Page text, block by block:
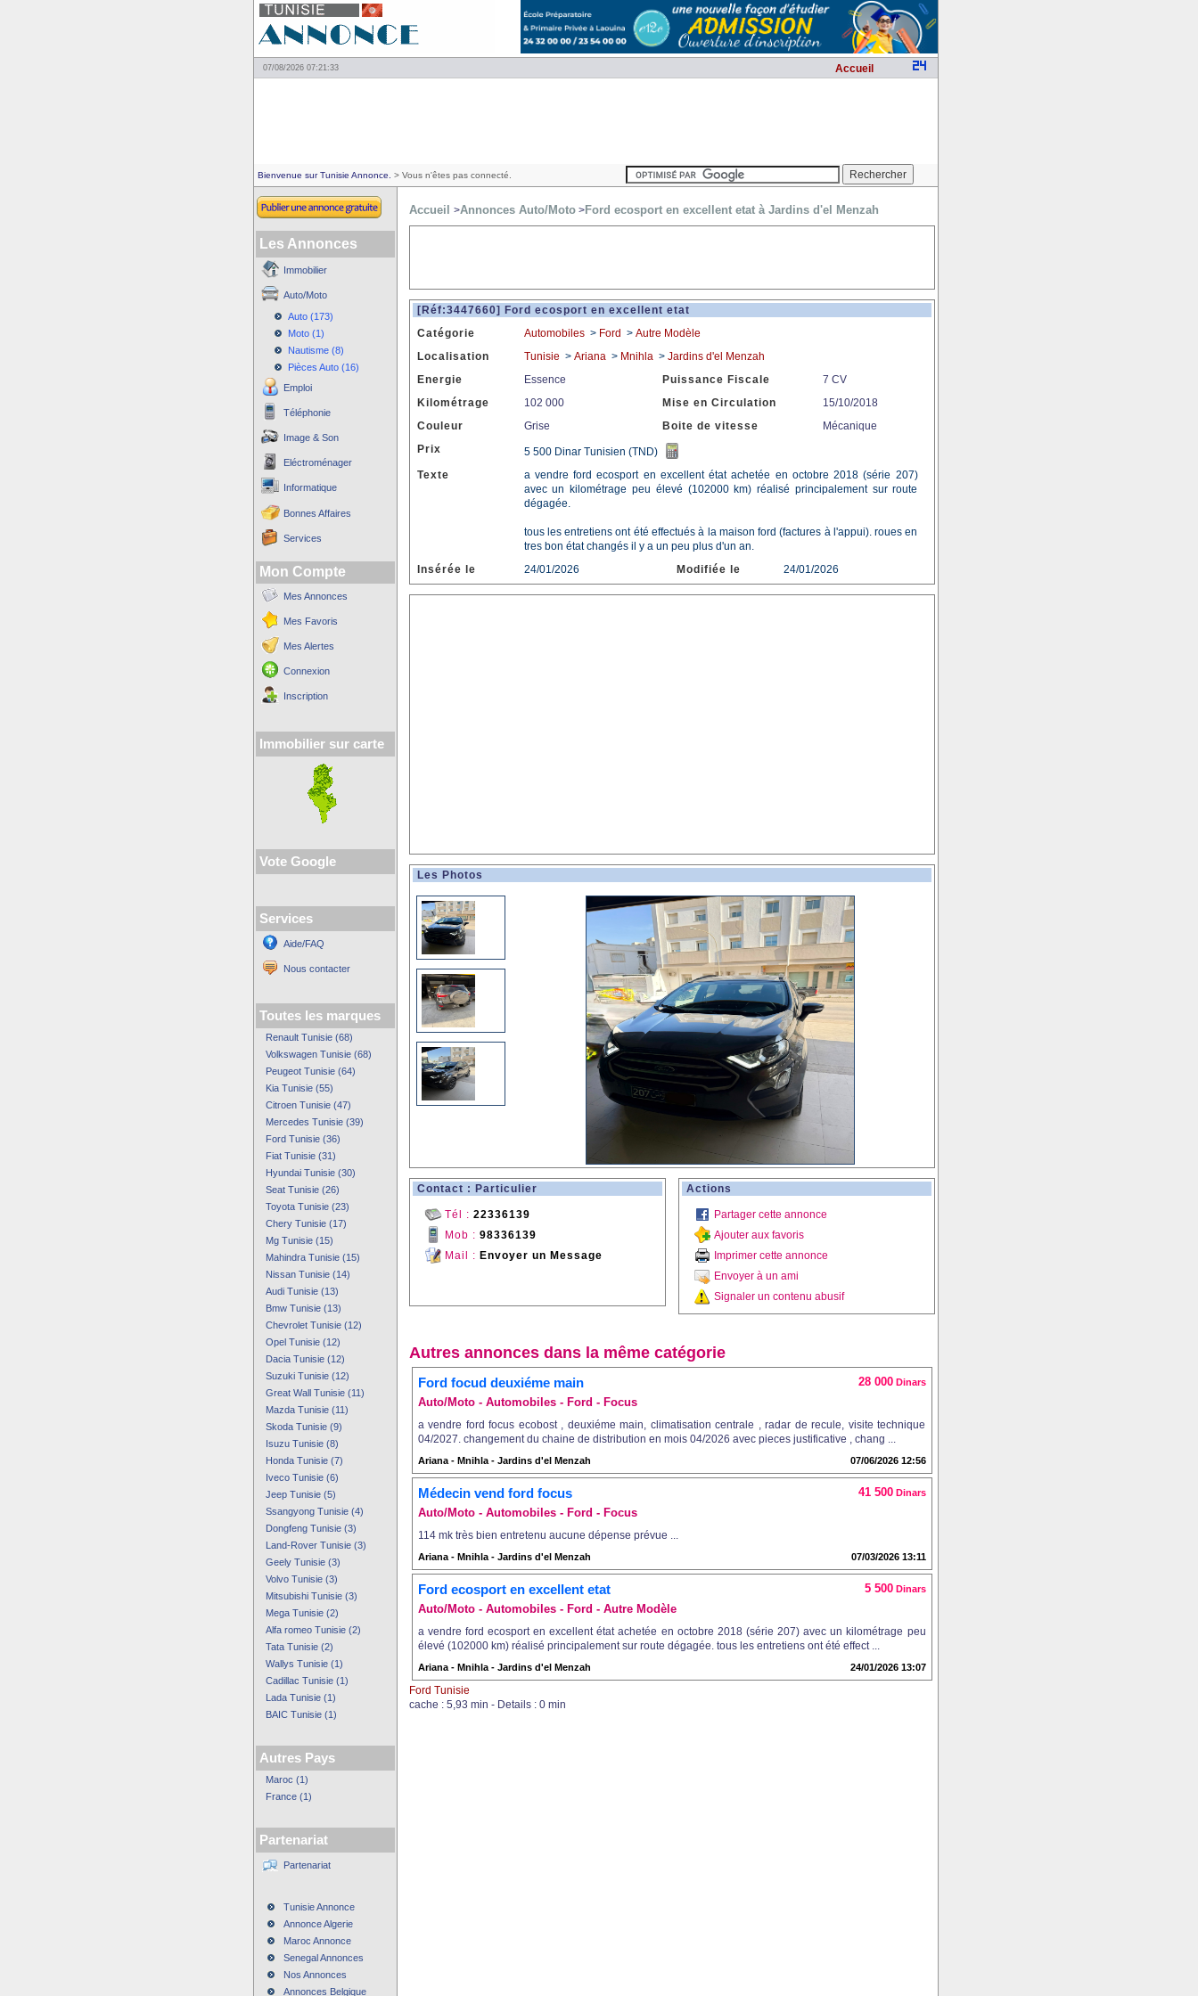
07/08/2026 07:21:33 Accueil
Bienvenue sur Tunisie Annonce. > Vous n'êtes pas connecté.
Les Annonces
Immobilier
Auto/Moto
Auto (173)
Moto (1)
Nautisme (8)
Pièces Auto (16)
Emploi
Téléphonie
Image & Son
Eléctroménager
Informatique
Bonnes Affaires
Services
Mon Compte
Mes Annonces
Mes Favoris
Mes Alertes
Connexion
Inscription
Immobilier sur carte
Vote Google
Services
Aide/FAQ
Nous contacter
Toutes les marques
Renault Tunisie (68)
Volkswagen Tunisie (68)
Peugeot Tunisie (64)
Kia Tunisie (55)
Citroen Tunisie (47)
Mercedes Tunisie (39)
Ford Tunisie (36)
Fiat Tunisie (31)
Hyundai Tunisie (30)
Seat Tunisie (26)
Toyota Tunisie (23)
Chery Tunisie (17)
Mg Tunisie (15)
Mahindra Tunisie (15)
Nissan Tunisie (14)
Audi Tunisie (13)
Bmw Tunisie (13)
Chevrolet Tunisie (12)
Opel Tunisie (12)
Dacia Tunisie (12)
Suzuki Tunisie (12)
Great Wall Tunisie (11)
Mazda Tunisie (11)
Skoda Tunisie (9)
Isuzu Tunisie (8)
Honda Tunisie (7)
Iveco Tunisie (6)
Jeep Tunisie (5)
Ssangyong Tunisie (4)
Dongfeng Tunisie (3)
Land-Rover Tunisie (3)
Geely Tunisie (3)
Volvo Tunisie (3)
Mitsubishi Tunisie (3)
Mega Tunisie (2)
Alfa romeo Tunisie (2)
Tata Tunisie (2)
Wallys Tunisie (1)
Cadillac Tunisie (1)
Lada Tunisie (1)
BAIC Tunisie (1)
Autres Pays
Maroc (1)
France (1)
Partenariat
Partenariat
Tunisie Annonce
Annonce Algerie
Maroc Annonce
Senegal Annonces
Nos Annonces
Annonces Belgique
Accueil >Annonces Auto/Moto>Ford ecosport en excellent etat à Jardins d'el Menzah
[Réf:3447660] Ford ecosport en excellent etat
Catégorie
Automobiles> Ford > Autre Modèle
Localisation
Tunisie > Ariana> Mnihla> Jardins d'el Menzah
Energie
Essence Puissance Fiscale
7 CV
Kilométrage
102 000 Mise en Circulation
15/10/2018
Couleur
Grise Boite de vitesse
Mécanique
Prix
5 500 Dinar Tunisien (TND)
Texte
a vendre ford ecosport en excellent état achetée en octobre 2018 (série 207)
avec un kilométrage peu élevé (102000 km) réalisé principalement sur route
dégagée.
tous les entretiens ont été effectués à la maison ford (factures à l'appui). roues en
tres bon état changés il y a un peu plus d'un an.
Insérée le
24/01/2026 Modifiée le 24/01/2026
Les Photos
Contact : Particulier
Tél : 22336139
Mob : 98336139
Mail : Envoyer un Message
Actions
Partager cette annonce
Ajouter aux favoris
Imprimer cette annonce
Envoyer à un ami
Signaler un contenu abusif
Autres annonces dans la même catégorie
Ford focud deuxiéme main 28 000 Dinars
Auto/Moto - Automobiles - Ford - Focus
a vendre ford focus ecobost , deuxiéme main, climatisation centrale , radar de recule, visite technique
04/2027. changement du chaine de distribution en mois 04/2026 avec pieces justificative , chang ...
Ariana - Mnihla - Jardins d'el Menzah 07/06/2026 12:56
Médecin vend ford focus 41 500 Dinars
Auto/Moto - Automobiles - Ford - Focus
114 mk très bien entretenu aucune dépense prévue ...
Ariana - Mnihla - Jardins d'el Menzah 07/03/2026 13:11
Ford ecosport en excellent etat 5 500 Dinars
Auto/Moto - Automobiles - Ford - Autre Modèle
a vendre ford ecosport en excellent état achetée en octobre 2018 (série 207) avec un kilométrage peu
élevé (102000 km) réalisé principalement sur route dégagée. tous les entretiens ont été effect ...
Ariana - Mnihla - Jardins d'el Menzah 24/01/2026 13:07
Ford Tunisie
cache : 5,93 min - Details : 0 min